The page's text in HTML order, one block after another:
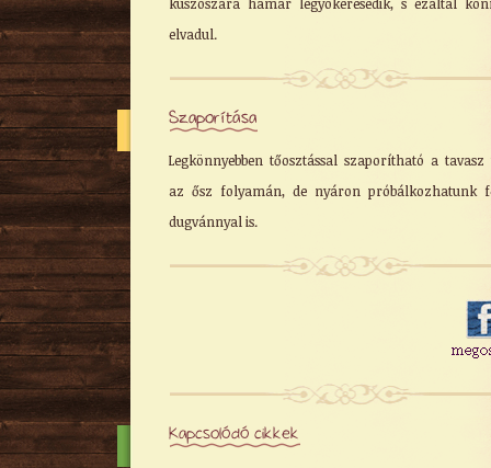
elvadul.
Szaporítása
Legkönnyebben tőosztással szaporítható a tavasz
az ősz folyamán, de nyáron próbálkozhatunk
dugvánnyal is.
Kapcsolódó cikkek